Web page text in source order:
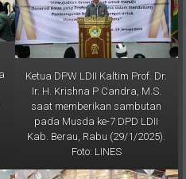
Ketua DPW LDII Kaltim Prof. Dr.
Ir. H. Krishna P Candra, M.S.
saat memberikan sambutan
pada Musda ke-7 DPD LDII
Kab. Berau, Rabu (29/1/2025).
Foto: LINES